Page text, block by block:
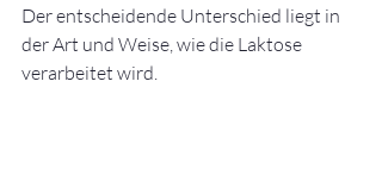
Der entscheidende Unterschied liegt in
der Art und Weise, wie die Laktose
verarbeitet wird.